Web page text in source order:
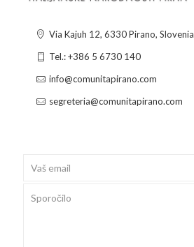
Via Kajuh 12, 6330 Pirano, Slovenia
Tel.: +386 5 6730 140
info@comunitapirano.com
segreteria@comunitapirano.com